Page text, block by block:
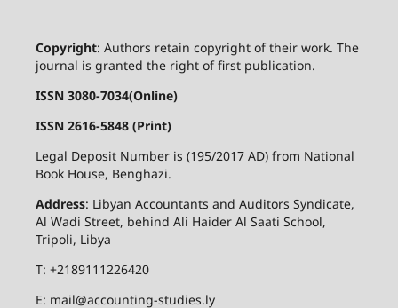
Copyright: Authors retain copyright of their work. The
journal is granted the right of first publication.
ISSN 3080-7034(Online)
ISSN 2616-5848 (Print)
Legal Deposit Number is (195/2017 AD) from National
Book House, Benghazi.
Address: Libyan Accountants and Auditors Syndicate,
Al Wadi Street, behind Ali Haider Al Saati School,
Tripoli, Libya
T: +2189111226420
E: mail@accounting-studies.ly